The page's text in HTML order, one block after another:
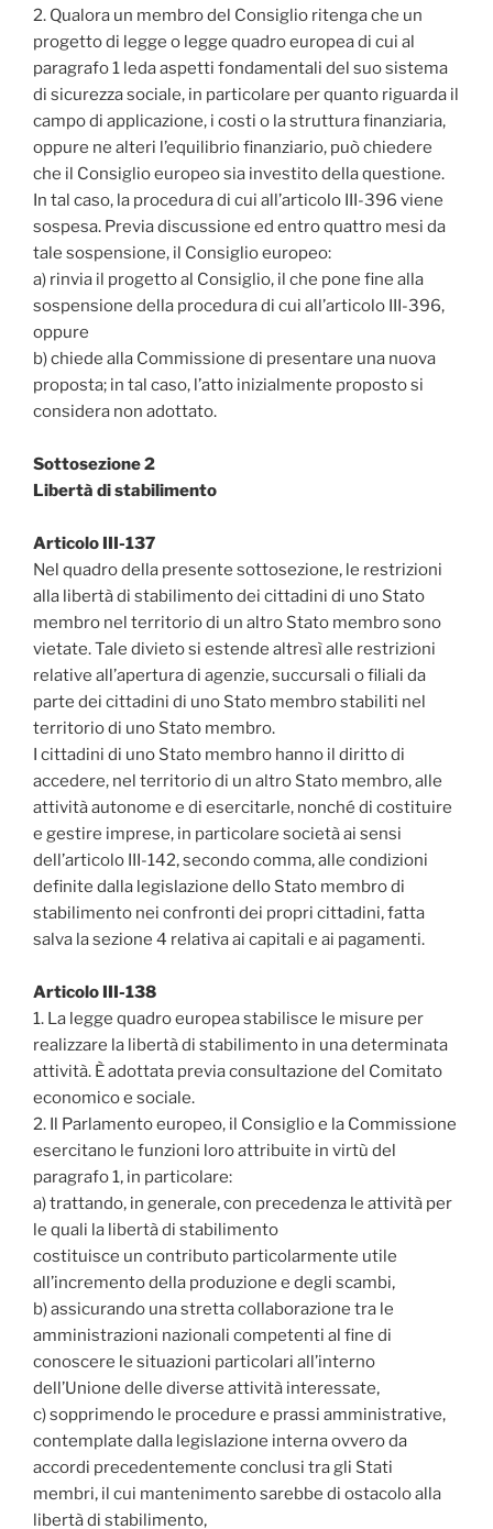
2. Qualora un membro del Consiglio ritenga che un
progetto di legge o legge quadro europea di cui al
paragrafo 1 leda aspetti fondamentali del suo sistema
di sicurezza sociale, in particolare per quanto riguarda il
campo di applicazione, i costi o la struttura finanziaria,
oppure ne alteri l’equilibrio finanziario, può chiedere
che il Consiglio europeo sia investito della questione.
In tal caso, la procedura di cui all’articolo III-396 viene
sospesa. Previa discussione ed entro quattro mesi da
tale sospensione, il Consiglio europeo:
a) rinvia il progetto al Consiglio, il che pone fine alla
sospensione della procedura di cui all’articolo III-396,
oppure
b) chiede alla Commissione di presentare una nuova
proposta; in tal caso, l’atto inizialmente proposto si
considera non adottato.
Sottosezione 2
Libertà di stabilimento
Articolo III-137
Nel quadro della presente sottosezione‚ le restrizioni
alla libertà di stabilimento dei cittadini di uno Stato
membro nel territorio di un altro Stato membro sono
vietate. Tale divieto si estende altresì alle restrizioni
relative all’apertura di agenzie‚ succursali o filiali da
parte dei cittadini di uno Stato membro stabiliti nel
territorio di uno Stato membro.
I cittadini di uno Stato membro hanno il diritto di
accedere, nel territorio di un altro Stato membro, alle
attività autonome e di esercitarle, nonché di costituire
e gestire imprese, in particolare società ai sensi
dell’articolo III-142‚ secondo comma‚ alle condizioni
definite dalla legislazione dello Stato membro di
stabilimento nei confronti dei propri cittadini‚ fatta
salva la sezione 4 relativa ai capitali e ai pagamenti.
Articolo III-138
1. La legge quadro europea stabilisce le misure per
realizzare la libertà di stabilimento in una determinata
attività. È adottata previa consultazione del Comitato
economico e sociale.
2. Il Parlamento europeo, il Consiglio e la Commissione
esercitano le funzioni loro attribuite in virtù del
paragrafo 1‚ in particolare:
a) trattando‚ in generale‚ con precedenza le attività per
le quali la libertà di stabilimento
costituisce un contributo particolarmente utile
all’incremento della produzione e degli scambi‚
b) assicurando una stretta collaborazione tra le
amministrazioni nazionali competenti al fine di
conoscere le situazioni particolari all’interno
dell’Unione delle diverse attività interessate‚
c) sopprimendo le procedure e prassi amministrative,
contemplate dalla legislazione interna ovvero da
accordi precedentemente conclusi tra gli Stati
membri‚ il cui mantenimento sarebbe di ostacolo alla
libertà di stabilimento‚